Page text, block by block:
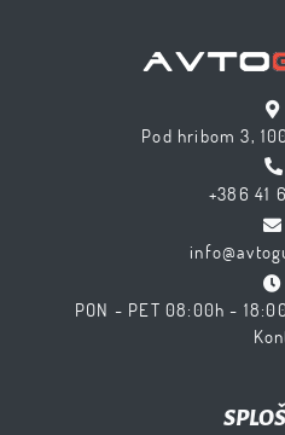
Pod hribom 3,
+386 41
PON - PET 08:00h -